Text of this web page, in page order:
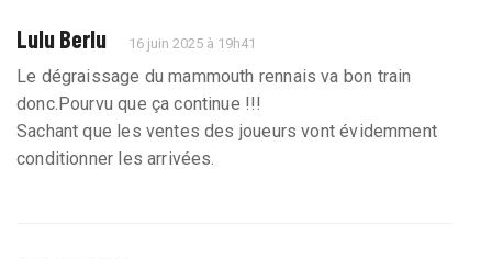
Lulu Berlu 16 juin 2025 à 19h41
Le dégraissage du mammouth rennais va bon train
donc.Pourvu que ça continue !!!
Sachant que les ventes des joueurs vont évidemment
conditionner les arrivées.